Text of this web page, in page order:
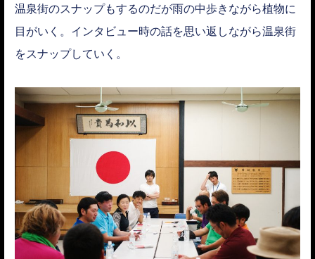
温泉街のスナップもするのだが雨の中歩きながら植物に
目がいく。インタビュー時の話を思い返しながら温泉街
をスナップしていく。